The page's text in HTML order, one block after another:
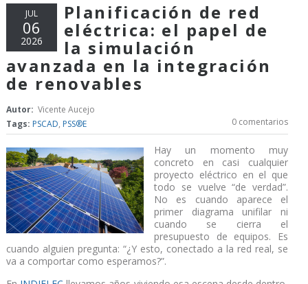
JUL
06
2026
Planificación de red
eléctrica: el papel de
la simulación
avanzada en la integración
de renovables
Autor: Vicente Aucejo
Tags: PSCAD, PSS®E 0 comentarios
Hay un momento muy
concreto en casi cualquier
proyecto eléctrico en el que
todo se vuelve “de verdad”.
No es cuando aparece el
primer diagrama unifilar ni
cuando se cierra el
presupuesto de equipos. Es
cuando alguien pregunta: “¿Y esto, conectado a la red real, se
va a comportar como esperamos?”.